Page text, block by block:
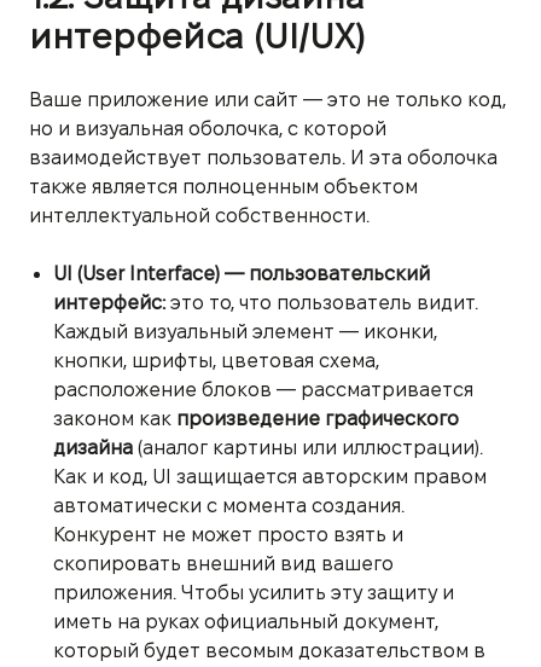
интерфейса (UI/UX)
Ваше приложение или сайт — это не только код,
но и визуальная оболочка, с которой
взаимодействует пользователь. И эта оболочка
также является полноценным объектом
интеллектуальной собственности.
UI (User Interface) — пользовательский
интерфейс:это то, что пользователь видит.
Каждый визуальный элемент — иконки,
кнопки, шрифты, цветовая схема,
расположение блоков — рассматривается
законом как произведение графического
дизайна (аналог картины или иллюстрации).
Как и код, UI защищается авторским правом
автоматически с момента создания.
Конкурент не может просто взять и
скопировать внешний вид вашего
приложения. Чтобы усилить эту защиту и
иметь на руках официальный документ,
который будет весомым доказательством в